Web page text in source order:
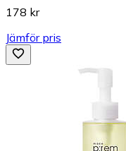
178 kr
Jämför pris